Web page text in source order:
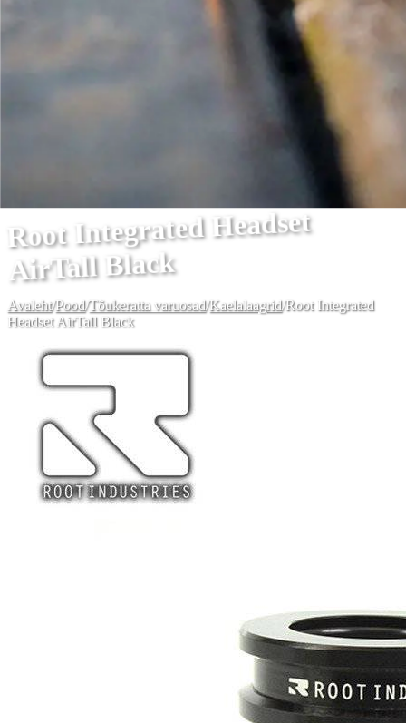
Root Integrated Headset
AirTall Black
Avaleht/Pood/Tõukeratta varuosad/Kaelalaagrid/Root Integrated
Headset AirTall Black